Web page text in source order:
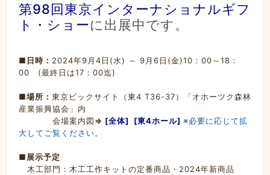
第98回東京インターナショナルギフ
ト・ショーに出展中です。
■日時： 2024年9月4日(水) ～ 9月6日(金)10：00～18：
00 (最終日は17：00迄)
■場所： 東京ビックサイト（東4 T36-37）「オホーツク森林
産業振興協会」内
会場案内図⇒ [全体] [東4ホール] ※必要に応じて拡
大してご覧ください。
■展示予定
木工部門：木工工作キットの定番商品・2024年新商品